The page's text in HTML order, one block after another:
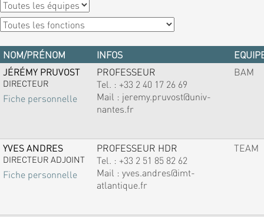
NOM/PRÉNOM INFOS
JÉRÉMY PRUVOST
DIRECTEUR
Fiche personnelle
PROFESSEUR
Tel. : +33 2 40 17 26 69
Mail : jeremy.pruvost@univ-
nantes.fr
BAM
YVES ANDRES
DIRECTEUR ADJOINT
Fiche personnelle
PROFESSEUR HDR
Tel. : +33 2 51 85 82 62
Mail : yves.andres@imt-
atlantique.fr
TEAM